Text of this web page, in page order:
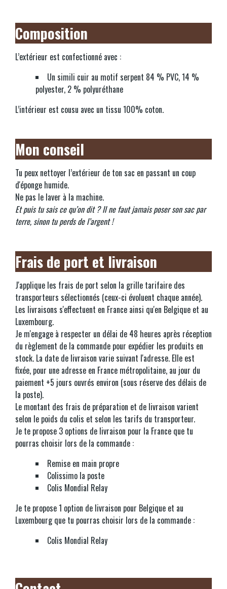
Composition
L’extérieur est confectionné avec :
Un simili cuir au motif serpent 84 % PVC, 14 %
polyester, 2 % polyuréthane
L’intérieur est cousu avec un tissu 100% coton.
Mon conseil
Tu peux nettoyer l’extérieur de ton sac en passant un coup
d'éponge humide.
Ne pas le laver à la machine.
Et puis tu sais ce qu’on dit ? Il ne faut jamais poser son sac par
terre, sinon tu perds de l’argent !
Frais de port et livraison
J'applique les frais de port selon la grille tarifaire des
transporteurs sélectionnés (ceux-ci évoluent chaque année).
Les livraisons s'effectuent en France ainsi qu'en Belgique et au
Luxembourg.
Je m'engage à respecter un délai de 48 heures après réception
du règlement de la commande pour expédier les produits en
stock. La date de livraison varie suivant l'adresse. Elle est
fixée, pour une adresse en France métropolitaine, au jour du
paiement +5 jours ouvrés environ (sous réserve des délais de
la poste).
Le montant des frais de préparation et de livraison varient
selon le poids du colis et selon les tarifs du transporteur.
Je te propose 3 options de livraison pour la France que tu
pourras choisir lors de la commande :
Remise en main propre
Colissimo la poste
Colis Mondial Relay
Je te propose 1 option de livraison pour Belgique et au
Luxembourg que tu pourras choisir lors de la commande :
Colis Mondial Relay